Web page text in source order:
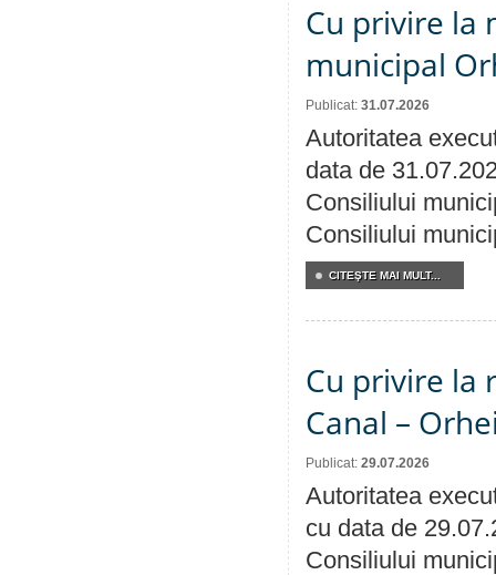
Cu privire la
municipal
Publicat: 31.07.2026
Autoritatea
data de
Consiliului
Consiliului
CITEŞTE MAI MULT...
Cu privire la
Canal –
Publicat: 29.07.2026
Autoritatea
cu data de
Consiliului